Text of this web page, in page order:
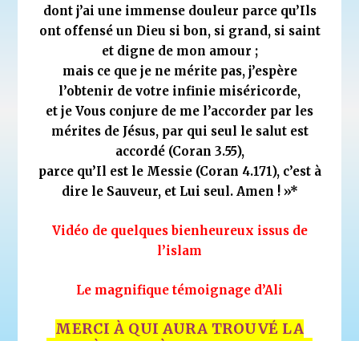
dont j’ai une immense douleur parce qu’Ils
ont offensé un Dieu si bon, si grand, si saint
et digne de mon amour ;
mais ce que je ne mérite pas, j’espère
l’obtenir de votre infinie miséricorde,
et je Vous conjure de me l’accorder par les
mérites de Jésus, par qui seul le salut est
accordé (Coran 3.55),
parce qu’Il est le Messie (Coran 4.171), c’est à
dire le Sauveur, et Lui seul. Amen ! »*
Vidéo de quelques bienheureux issus de
l’islam
Le magnifique témoignage d’Ali
MERCI À QUI AURA TROUVÉ LA